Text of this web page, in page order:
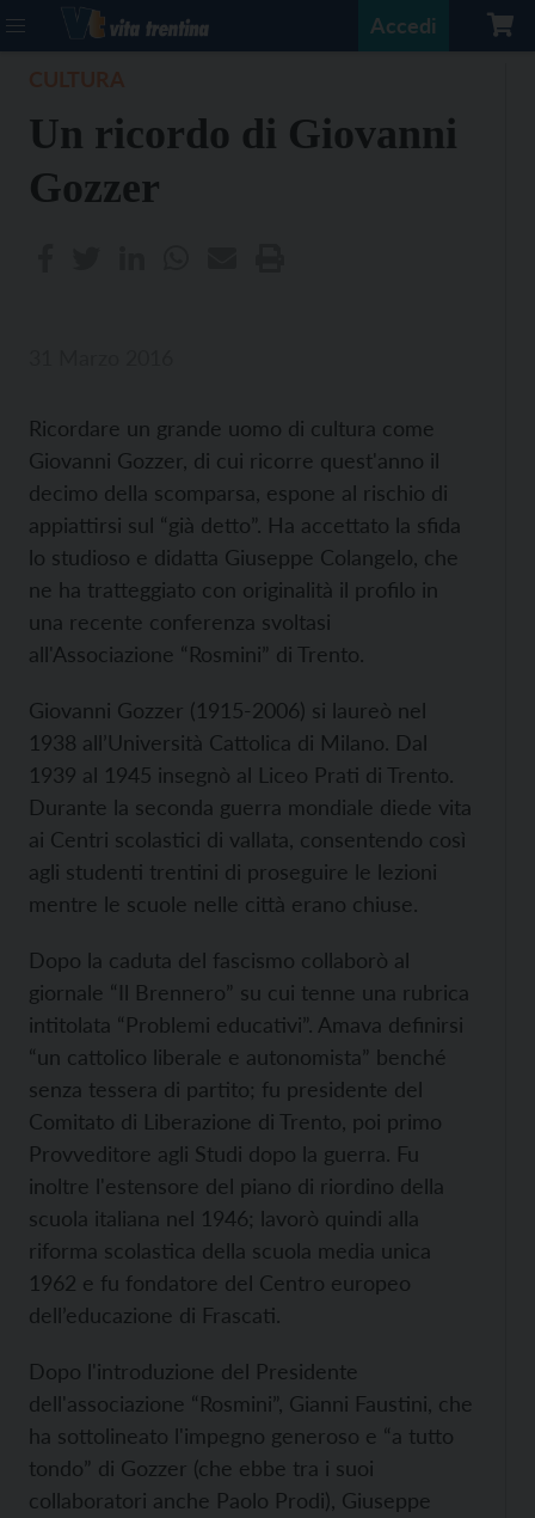
Accedi
Un ricordo di Giovanni
Gozzer
Ricordare un grande uomo di cultura come
Giovanni Gozzer, di cui ricorre quest'anno il
decimo della scomparsa, espone al rischio di
appiattirsi sul “già detto”. Ha accettato la sfida
lo studioso e didatta Giuseppe Colangelo, che
ne ha tratteggiato con originalità il profilo in
una recente conferenza svoltasi
all'Associazione “Rosmini” di Trento.
Giovanni Gozzer (1915-2006) si laureò nel
1938 all’Università Cattolica di Milano. Dal
1939 al 1945 insegnò al Liceo Prati di Trento.
Durante la seconda guerra mondiale diede vita
ai Centri scolastici di vallata, consentendo così
agli studenti trentini di proseguire le lezioni
mentre le scuole nelle città erano chiuse.
Dopo la caduta del fascismo collaborò al
giornale “Il Brennero” su cui tenne una rubrica
intitolata “Problemi educativi”. Amava definirsi
“un cattolico liberale e autonomista” benché
senza tessera di partito; fu presidente del
Comitato di Liberazione di Trento, poi primo
Provveditore agli Studi dopo la guerra. Fu
inoltre l'estensore del piano di riordino della
scuola italiana nel 1946; lavorò quindi alla
riforma scolastica della scuola media unica
1962 e fu fondatore del Centro europeo
dell’educazione di Frascati.
Dopo l'introduzione del Presidente
dell'associazione “Rosmini”, Gianni Faustini, che
ha sottolineato l'impegno generoso e “a tutto
tondo” di Gozzer (che ebbe tra i suoi
collaboratori anche Paolo Prodi), Giuseppe